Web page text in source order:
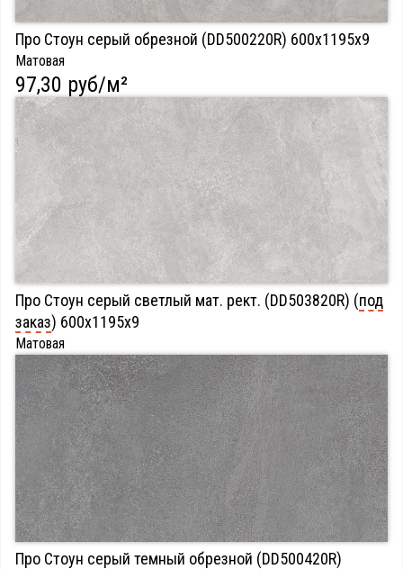
Про Стоун серый обрезной (DD500220R) 600х1195х9
Матовая
97,30 руб/м²
Про Стоун серый светлый мат. рект. (DD503820R) (под
заказ) 600х1195х9
Матовая
Про Стоун серый темный обрезной (DD500420R)